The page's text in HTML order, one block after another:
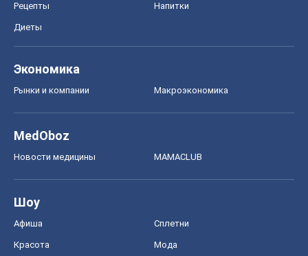
Рецепты Напитки
Диеты
Экономика
Рынки и компании Mакроэкономика
MedOboz
Новости медицины MAMACLUB
Шоу
Афиша Сплетни
Красота Мода